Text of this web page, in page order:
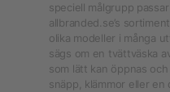
speciell målgrupp
allbranded.se’s
olika modeller i många
sägs om en tvättväska
som lätt kan öppnas
snäpp, klämmor eller en